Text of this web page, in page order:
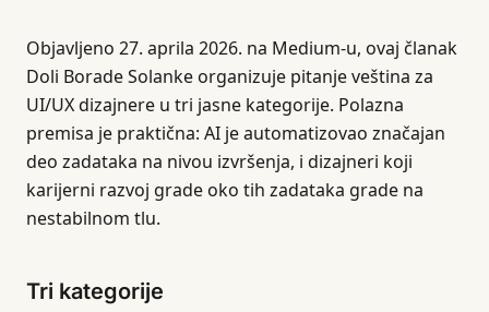
Objavljeno 27. aprila 2026. na Medium-u, ovaj članak
Doli Borade Solanke organizuje pitanje veština za
UI/UX dizajnere u tri jasne kategorije. Polazna
premisa je praktična: AI je automatizovao značajan
deo zadataka na nivou izvršenja, i dizajneri koji
karijerni razvoj grade oko tih zadataka grade na
nestabilnom tlu.
Tri kategorije